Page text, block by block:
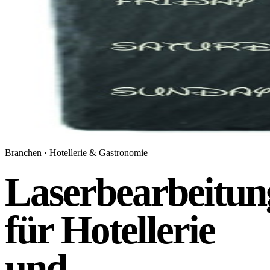
Branchen · Hotellerie & Gastronomie
für Hotellerie